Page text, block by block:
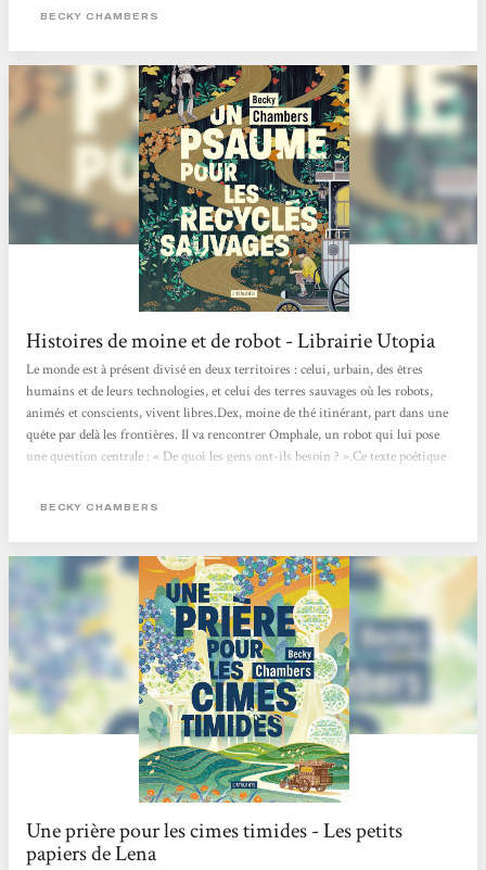
monastère et d’écouter des chants de grillons.. En parlant avec Omphale, un
BECKY CHAMBERS
Histoires de moine et de robot - Librairie Utopia
Le monde est à présent divisé en deux territoires : celui, urbain, des êtres
humains et de leurs technologies, et celui des terres sauvages où les robots,
animés et conscients, vivent libres.Dex, moine de thé itinérant, part dans une
quête par delà les frontières. Il va rencontrer Omphale, un robot qui lui pose
une question centrale : « De quoi les gens ont-ils besoin ? ».Ce texte poétique
récit d’amitié et de quête de soi, qui imagine des relations apaisées entre
BECKY CHAMBERS
Une prière pour les cimes timides - Les petits
papiers de Lena